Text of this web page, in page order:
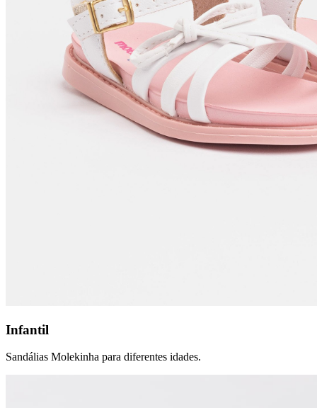
Infantil
Sandálias Molekinha para diferentes idades.